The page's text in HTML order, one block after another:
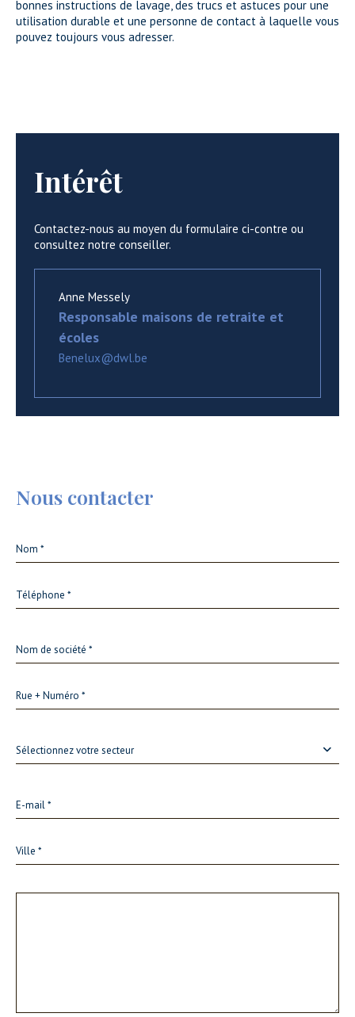
bonnes instructions de lavage, des trucs et astuces pour une
utilisation durable et une personne de contact à laquelle vous
pouvez toujours vous adresser.
Intérêt
Contactez-nous au moyen du formulaire ci-contre ou
consultez notre conseiller.
Anne Messely
Responsable maisons de retraite et
écoles
Benelux@dwl.be
Nous contacter
Sélectionnez votre secteur